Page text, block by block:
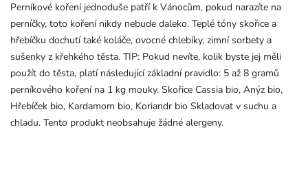
Perníkové koření jednoduše patří k Vánocům, pokud narazíte na
perníčky, toto koření nikdy nebude daleko. Teplé tóny skořice a
hřebíčku dochutí také koláče, ovocné chlebíky, zimní sorbety a
sušenky z křehkého těsta. TIP: Pokud nevíte, kolik byste jej měli
použít do těsta, platí následující základní pravidlo: 5 až 8 gramů
perníkového koření na 1 kg mouky. Skořice Cassia bio, Anýz bio,
Hřebíček bio, Kardamom bio, Koriandr bio Skladovat v suchu a
chladu. Tento produkt neobsahuje žádné alergeny.